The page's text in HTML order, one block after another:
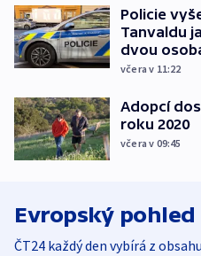
Policie
Tanvaldu
dvou
včera v 11:22
Adopcí
roku 2020
včera v 09:45
Evropský pohled
ČT24 každý den vybírá z